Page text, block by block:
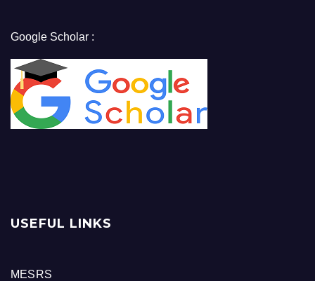
Google Scholar :
USEFUL LINKS
MESRS